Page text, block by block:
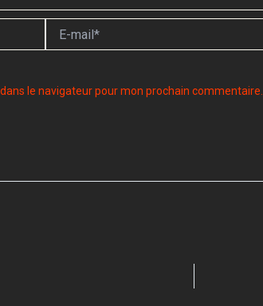
mail*
le navigateur pour mon prochain commentaire.